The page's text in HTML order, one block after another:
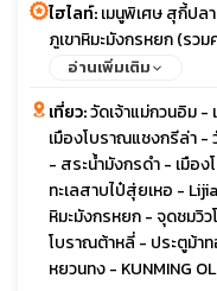
ไฮไลท์:เมนูพิเศษ สุกี้ปล
ภูเขาหิมะมังกรหยก (รวม
อ่านเพิ่มเติม
เที่ยว:วัดเจ้าแม่กวนอิม
เมืองโบราณแชงกรีล่า -
- สระน้ำมังกรดำ - เมือ
ทะเลสาบไป๋สุ่ยเหอ -
หิมะมังกรหยก - จุดชมวิว
โบราณต้าหลี่ - ประตูม้า
หยวนทง - KUNMING